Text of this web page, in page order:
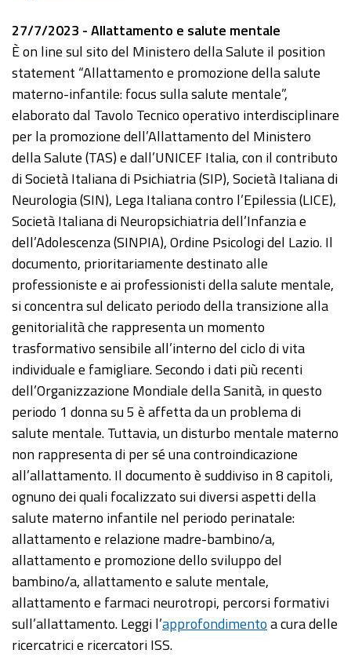
27/7/2023 - Allattamento e salute mentale
È on line sul sito del Ministero della Salute il position
statement “Allattamento e promozione della salute
materno-infantile: focus sulla salute mentale”,
elaborato dal Tavolo Tecnico operativo interdisciplinare
per la promozione dell’Allattamento del Ministero
della Salute (TAS) e dall’UNICEF Italia, con il contributo
di Società Italiana di Psichiatria (SIP), Società Italiana di
Neurologia (SIN), Lega Italiana contro l’Epilessia (LICE),
Società Italiana di Neuropsichiatria dell’Infanzia e
dell’Adolescenza (SINPIA), Ordine Psicologi del Lazio. Il
documento, prioritariamente destinato alle
professioniste e ai professionisti della salute mentale,
si concentra sul delicato periodo della transizione alla
genitorialità che rappresenta un momento
trasformativo sensibile all’interno del ciclo di vita
individuale e famigliare. Secondo i dati più recenti
dell’Organizzazione Mondiale della Sanità, in questo
periodo 1 donna su 5 è affetta da un problema di
salute mentale. Tuttavia, un disturbo mentale materno
non rappresenta di per sé una controindicazione
all’allattamento. Il documento è suddiviso in 8 capitoli,
ognuno dei quali focalizzato sui diversi aspetti della
salute materno infantile nel periodo perinatale:
allattamento e relazione madre-bambino/a,
allattamento e promozione dello sviluppo del
bambino/a, allattamento e salute mentale,
allattamento e farmaci neurotropi, percorsi formativi
sull’allattamento. Leggi l’approfondimentoa cura delle
ricercatrici e ricercatori ISS.